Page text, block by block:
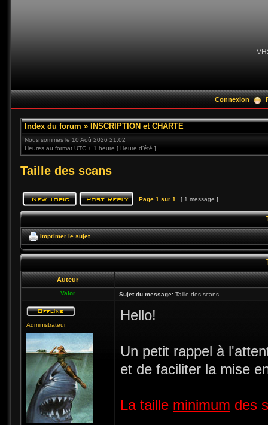
Connexion
Index du forum » INSCRIPTION et CHARTE
Nous sommes le 10 Aoû 2026 21:02
Heures au format UTC + 1 heure [ Heure d’été ]
Taille des scans
Page 1 sur 1 [ 1 message ]
Imprimer le sujet
Auteur
Valor Sujet du message: Taille des scans
Administrateur
Hello!
Un petit rappel à
et de faciliter la mise
La taille minimum des